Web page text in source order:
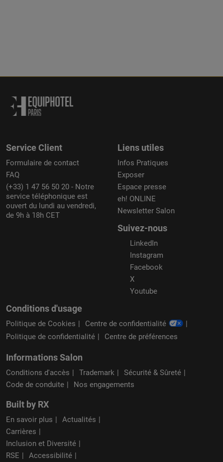
Service Client
Formulaire de contact
FAQ
(+33) 1 47 56 50 20 - Notre
service téléphonique est
ouvert du lundi au vendredi,
de 9h à 18h CET
Liens utiles
Infos Pratiques
Exposer
Espace presse
eh! ONLINE
Newsletter Salon
Suivez-nous
LinkedIn
Instagram
Facebook
X
Youtube
Conditions d'usage
Politique de Cookies
Centre de confidentialité
Politique de confidentialité
Centre de préférences
Informations Salon
Conditions d'accès Trademark
Sécurité & Sûreté
Code de conduite
Nos engagements
Built by RX
En savoir plus
Actualités
Carrières
Inclusion et Diversité
RSE
Accessibilité